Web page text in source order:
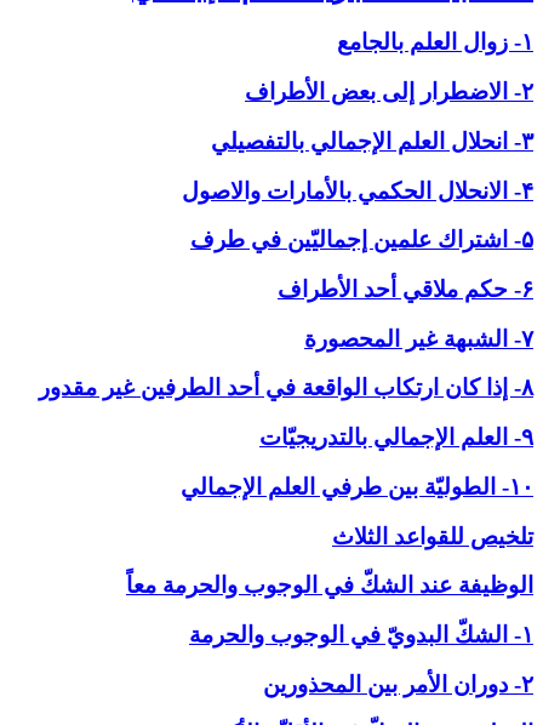
۱- زوال العلم بالجامع
۲- الاضطرار إلى بعض الأطراف
۳- انحلال العلم الإجمالي بالتفصيلي
۴- الانحلال الحكمي بالأمارات والاصول
۵- اشتراك علمين إجماليّين في طرف
۶- حكم ملاقي أحد الأطراف
۷- الشبهة غير المحصورة
۸- إذا كان ارتكاب الواقعة في أحد الطرفين غير مقدور
۹- العلم الإجمالي بالتدريجيّات
۱۰- الطوليّة بين طرفي العلم الإجمالي
تلخيص للقواعد الثلاث
الوظيفة عند الشكّ في ‏الوجوب والحرمة معاً
۱- الشكّ البدويّ في الوجوب والحرمة
۲- دوران الأمر بين المحذورين